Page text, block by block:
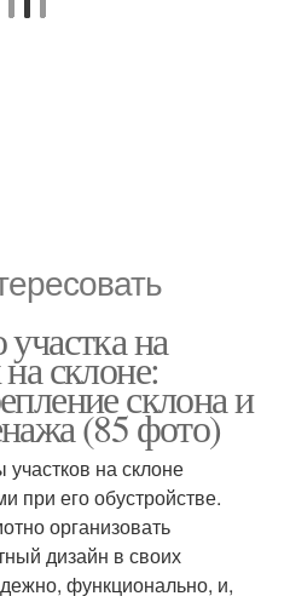
участка на
склоне:
склона и
(85 фото)
на склоне
при его обустройстве.
организовать
дизайн в своих
функционально, и,